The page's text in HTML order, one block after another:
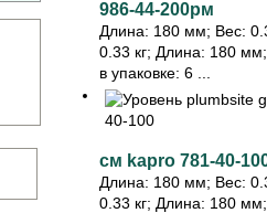
986-44-200рм
Длина: 180 мм; Вес:
0.33 кг; Длина: 180
в упаковке: 6 ...
см kapro 781-40-
Длина: 180 мм; Вес:
0.33 кг; Длина: 180